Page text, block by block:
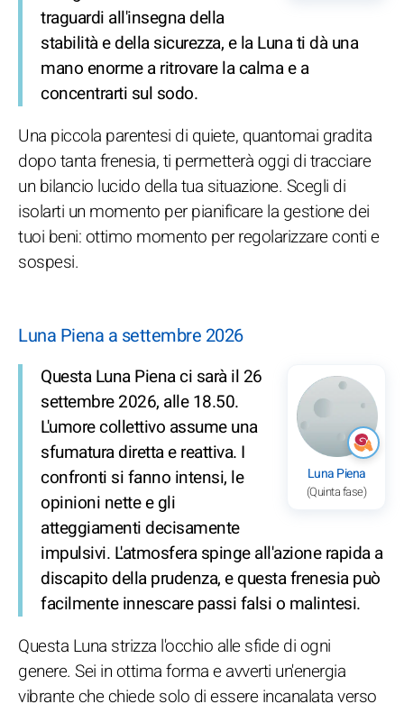
traguardi all'insegna della
stabilità e della sicurezza, e la Luna ti dà una
mano enorme a ritrovare la calma e a
concentrarti sul sodo.
Una piccola parentesi di quiete, quantomai gradita
dopo tanta frenesia, ti permetterà oggi di tracciare
un bilancio lucido della tua situazione. Scegli di
isolarti un momento per pianificare la gestione dei
tuoi beni: ottimo momento per regolarizzare conti e
sospesi.
Luna Piena a settembre 2026
Luna Piena
(Quinta fase)
Questa Luna Piena ci sarà il 26
settembre 2026, alle 18.50.
L'umore collettivo assume una
sfumatura diretta e reattiva. I
confronti si fanno intensi, le
opinioni nette e gli
atteggiamenti decisamente
impulsivi. L'atmosfera spinge all'azione rapida a
discapito della prudenza, e questa frenesia può
facilmente innescare passi falsi o malintesi.
Questa Luna strizza l'occhio alle sfide di ogni
genere. Sei in ottima forma e avverti un'energia
vibrante che chiede solo di essere incanalata verso